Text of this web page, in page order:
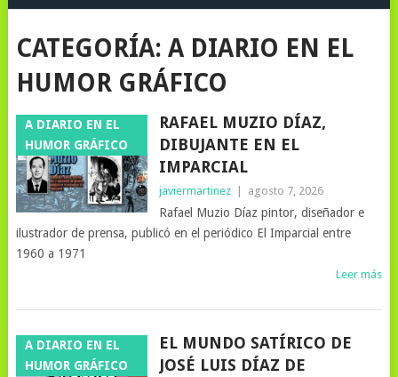
CATEGORÍA: A DIARIO EN EL
HUMOR GRÁFICO
A DIARIO EN EL
HUMOR GRÁFICO
RAFAEL MUZIO DÍAZ,
DIBUJANTE EN EL
IMPARCIAL
javiermartinez agosto 7, 2026
Rafael Muzio Díaz pintor, diseñador e
ilustrador de prensa, publicó en el periódico El Imparcial entre
1960 a 1971
Leer más
A DIARIO EN EL
HUMOR GRÁFICO
EL MUNDO SATÍRICO DE
JOSÉ LUIS DÍAZ DE